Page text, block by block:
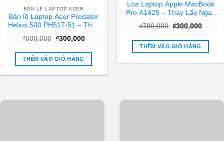
BẢN LỀ LAPTOP ACER
Bản lề Laptop Acer Predator
Helios 500 PH517-51 – Thay
₫600,000 Giá
là:
₫600,000.
₫300,000Giá
tại
₫300,000.
THÊM VÀO GIỎ HÀNG
Loa Laptop Apple MacBook
Pro A1425 – Thay Lấy Ngay
₫700,000 Giá
là:
₫700,000.
₫300,000Giá
tại
THÊM VÀO GIỎ HÀNG